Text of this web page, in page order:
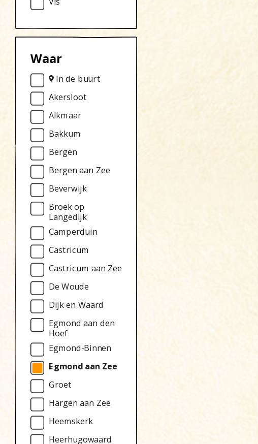
Waar
In de buurt
Akersloot
Alkmaar
Bakkum
Bergen
Bergen aan Zee
Beverwijk
Broek op
Langedijk
Camperduin
Castricum
Castricum aan Zee
De Woude
Dijk en Waard
Egmond aan den
Hoef
Egmond-Binnen
Egmond aan Zee
Groet
Hargen aan Zee
Heemskerk
Heerhugowaard